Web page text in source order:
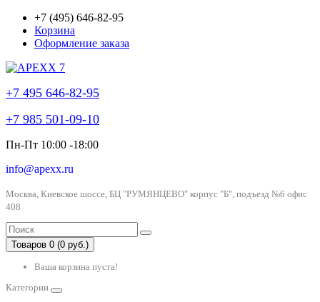
+7 (495) 646-82-95
Корзина
Оформление заказа
+7 495 646-82-95
+7 985 501-09-10
Пн-Пт 10:00 -18:00
info@apexx.ru
Москва, Киевское шоссе, БЦ "РУМЯНЦЕВО" корпус "Б", подъезд №6 офис
408
Товаров 0 (0 руб.)
Ваша корзина пуста!
Категории